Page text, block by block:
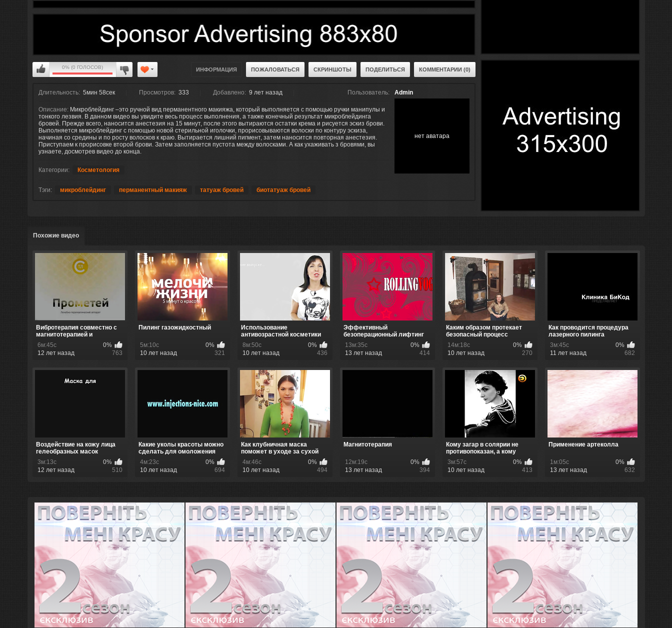
0% (0 ГОЛОСОВ) ИНФОРМАЦИЯ ПОЖАЛОВАТЬСЯ СКРИНШОТЫ ПОДЕЛИТЬСЯ КОММЕНТАРИИ (0)
Admin
нет аватара
Длительность: 5мин 58сек Просмотров: 333 Добавлено: 9 лет назад Пользователь:
Описание: Микроблейдинг –это ручной вид перманентного макияжа, который выполняется с помощью ручки манипулы и
тонкого лезвия. В данном видео вы увидите весь процесс выполнения, а также конечный результат микроблейдинга
бровей. Прежде всего, наносится анестезия на 15 минут, после этого вытираются остатки крема и рисуется эскиз брови.
Выполняется микроблейдинг с помощью новой стерильной иголочки, прорисовываются волоски по контуру эскиза,
начиная со средины и по росту волосков к краю. Вытирается лишний пигмент, затем наносится повторная анестезия.
Приступаем к прорисовке второй брови. Затем заполняется пустота между волосками. А как ухаживать з бровями, вы
узнаете, досмотрев видео до конца.
Категории: Косметология
Тэги: микроблейдинг перманентный макияж татуаж бровей биотатуаж бровей
Похожие видео
Вибротерапия совместно с
магнитотерапией и
термотера...
6м:45с
0%
12 лет назад
763
Пилинг газожидкостный
5м:10с
0%
10 лет назад
321
Использование
антивозрастной косметики
8м:50с
0%
10 лет назад
436
Эффективный
безоперационный лифтинг
13м:35с
0%
13 лет назад
414
Каким образом протекает
безопасный процесс
использов...
14м:18с
0%
10 лет назад
270
Как проводится процедура
лазерного пилинга
3м:45с
0%
11 лет назад
682
Воздействие на кожу лица
гелеобразных масок
3м:13с
0%
12 лет назад
510
Какие уколы красоты можно
сделать для омоложения
лица
4м:23с
0%
10 лет назад
694
Как клубничная маска
поможет в уходе за сухой
кожей ...
4м:46с
0%
10 лет назад
494
Магнитотерапия
12м:19с
0%
13 лет назад
394
Кому загар в солярии не
противопоказан, а кому
лучше...
3м:57с
0%
10 лет назад
413
Применение артеколла
1м:05с
0%
13 лет назад
632